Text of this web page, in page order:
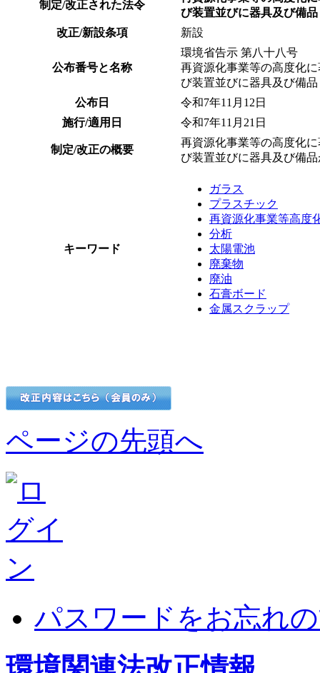
制定/改正された法令
び装置並びに器具及び備品
改正/新設条項
新設
公布番号と名称
環境省告示 第八十八号
再資源化事業等の高度化
び装置並びに器具及び備品
公布日
令和7年11月12日
施行/適用日
令和7年11月21日
制定/改正の概要
再資源化事業等の高度化
び装置並びに器具及び備
キーワード
ガラス
プラスチック
再資源化事業等高度
分析
太陽電池
廃棄物
廃油
石膏ボード
金属スクラップ
ページの先頭へ
パスワードをお忘れ